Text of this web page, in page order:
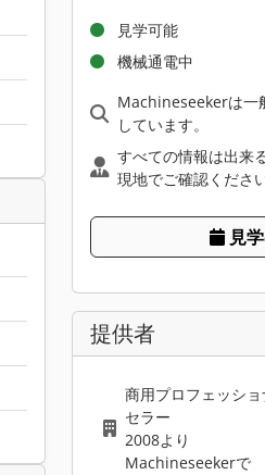
見学可能
機械通電中
Machineseekerは一
しています。
すべての情報は出来
現地でご確認ください
見
提供者
商用プロフェッシ
セラー
2008より
Machineseekerで